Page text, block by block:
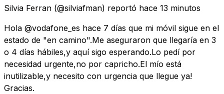
Silvia Ferran (@silviafman) reportó hace 13 minutos
Hola @vodafone_es hace 7 días que mi móvil sigue en el
estado de "en camino".Me aseguraron que llegaría en 3
o 4 días hábiles,y aquí sigo esperando.Lo pedí por
necesidad urgente,no por capricho.El mío está
inutilizable,y necesito con urgencia que llegue ya!
Gracias.